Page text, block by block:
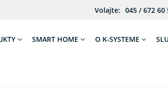
Volajte: 045 / 672 60
SMART HOME O K-SYSTEME